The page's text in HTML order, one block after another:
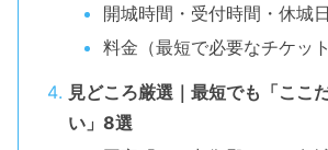
開城時間・受付時間・休城日
料金（最短で必要なチケッ
見どころ厳選｜最短でも「ここ
い」8選